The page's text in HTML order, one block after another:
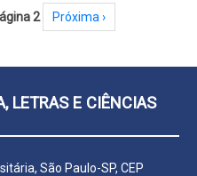
2 Próxima página
Próxima ›
LETRAS E CIÊNCIAS
São Paulo-SP, CEP